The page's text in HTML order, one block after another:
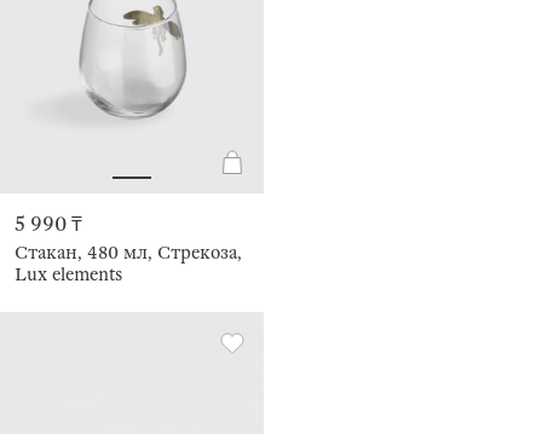
5 990 ₸
Стакан, 480 мл, Стрекоза,
Lux elements